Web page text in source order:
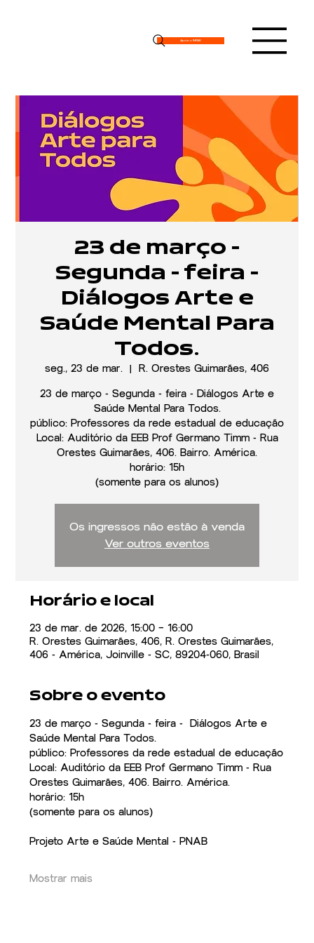
Apoie o IMPAR
23 de março -
Segunda - feira -
Diálogos Arte e
Saúde Mental Para
Todos.
seg., 23 de mar.
  |
R. Orestes Guimarães, 406
23 de março - Segunda - feira - Diálogos Arte e
Saúde Mental Para Todos.
público: Professores da rede estadual de educação
Local: Auditório da EEB Prof Germano Timm - Rua
Orestes Guimarães, 406. Bairro. América.
horário: 15h
(somente para os alunos)
Os ingressos não estão à venda
Ver outros eventos
Horário e local
23 de mar. de 2026, 15:00 – 16:00
R. Orestes Guimarães, 406, R. Orestes Guimarães,
406 - América, Joinville - SC, 89204-060, Brasil
Sobre o evento
23 de março - Segunda - feira -  Diálogos Arte e
Saúde Mental Para Todos.
público: Professores da rede estadual de educação
Local: Auditório da EEB Prof Germano Timm - Rua
Orestes Guimarães, 406. Bairro. América.
horário: 15h
(somente para os alunos)
Projeto Arte e Saúde Mental - PNAB
Mostrar mais